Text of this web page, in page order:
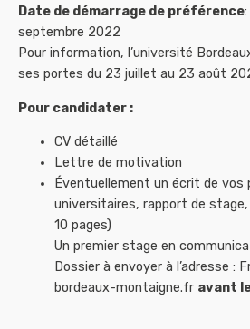
Date de démarrage de préférence
septembre 2022
Pour information, l’université
ses portes du 23 juillet au 23 août
Pour candidater :
CV détaillé
Lettre de motivation
Éventuellement un écrit de vos
universitaires, rapport de
10 pages)
Un premier stage en
Dossier à envoyer à l’adresse :
bordeaux-montaigne.fr avant